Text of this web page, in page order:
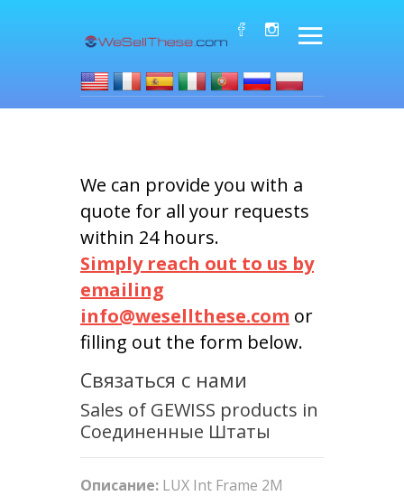
We can provide you with a
quote for all your requests
within 24 hours.
Simply reach out to us by
emailing
info@wesellthese.com or
filling out the form below.
Связаться с нами
Sales of GEWISS products in
Соединенные Штаты
Описание: LUX Int Frame 2M